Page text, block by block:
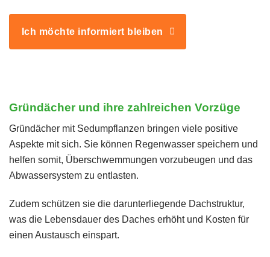
Ich möchte informiert bleiben
Gründächer und ihre zahlreichen Vorzüge
Gründächer mit Sedumpflanzen bringen viele positive
Aspekte mit sich. Sie können Regenwasser speichern und
helfen somit, Überschwemmungen vorzubeugen und das
Abwassersystem zu entlasten.
Zudem schützen sie die darunterliegende Dachstruktur,
was die Lebensdauer des Daches erhöht und Kosten für
einen Austausch einspart.